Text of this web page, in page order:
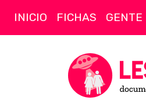
INICIO FICHAS GENTE